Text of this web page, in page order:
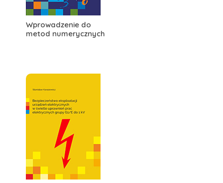
Wprowadzenie do
metod numerycznych